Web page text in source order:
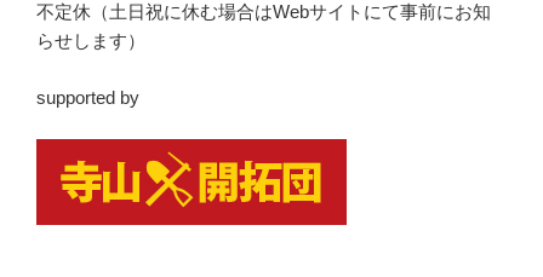
不定休（土日祝に休む場合はWebサイトにて事前にお知
らせします）
supported by